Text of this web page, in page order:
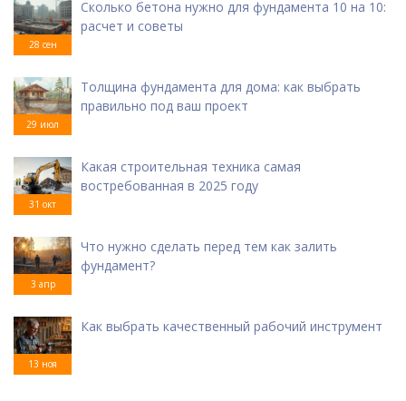
28 сен
Сколько бетона нужно для фундамента 10 на 10:
расчет и советы
29 июл
Толщина фундамента для дома: как выбрать
правильно под ваш проект
31 окт
Какая строительная техника самая
востребованная в 2025 году
3 апр
Что нужно сделать перед тем как залить
фундамент?
13 ноя
Как выбрать качественный рабочий инструмент